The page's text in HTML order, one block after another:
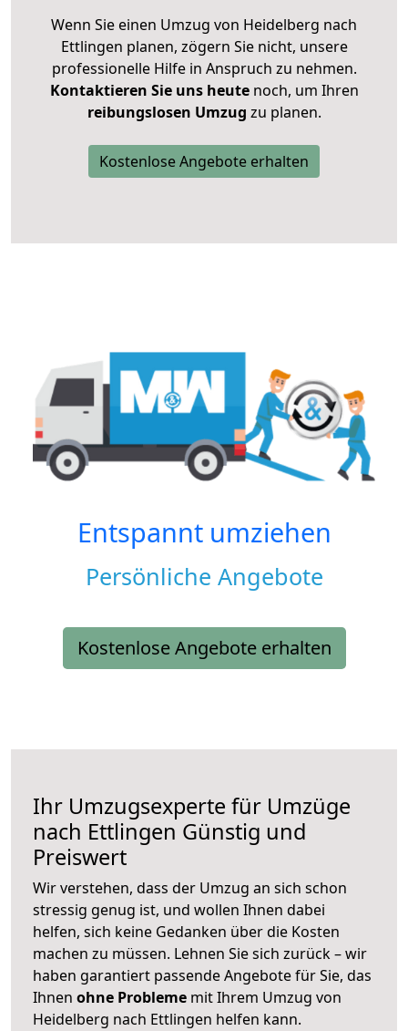
Wenn Sie einen Umzug von Heidelberg nach
Ettlingen planen, zögern Sie nicht, unsere
professionelle Hilfe in Anspruch zu nehmen.
Kontaktieren Sie uns heutenoch, um Ihren
reibungslosen Umzug zu planen.
Kostenlose Angebote erhalten
Entspannt umziehen
Persönliche Angebote
Kostenlose Angebote erhalten
Ihr Umzugsexperte für Umzüge
nach Ettlingen Günstig und
Preiswert
Wir verstehen, dass der Umzug an sich schon
stressig genug ist, und wollen Ihnen dabei
helfen, sich keine Gedanken über die Kosten
machen zu müssen. Lehnen Sie sich zurück – wir
haben garantiert passende Angebote für Sie, das
Ihnen ohne Probleme mit Ihrem Umzug von
Heidelberg nach Ettlingen helfen kann.